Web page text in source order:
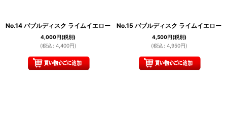
No.14 バブルディスク ライムイエロー
4,000円(税別)
(税込 : 4,400円)
No.15 バブルディスク ライムイエロー
4,500円(税別)
(税込 : 4,950円)